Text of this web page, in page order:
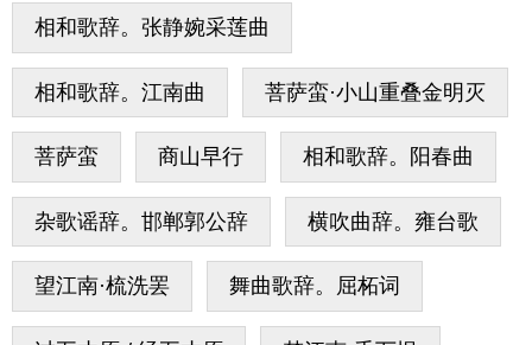
相和歌辞。张静婉采莲曲
相和歌辞。江南曲 菩萨蛮·小山重叠金明灭
菩萨蛮 商山早行 相和歌辞。阳春曲
杂歌谣辞。邯郸郭公辞 横吹曲辞。雍台歌
望江南·梳洗罢 舞曲歌辞。屈柘词